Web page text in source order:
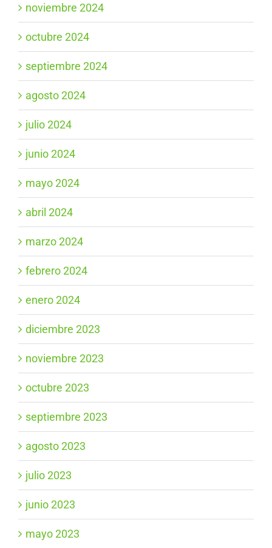
noviembre 2024
octubre 2024
septiembre 2024
agosto 2024
julio 2024
junio 2024
mayo 2024
abril 2024
marzo 2024
febrero 2024
enero 2024
diciembre 2023
noviembre 2023
octubre 2023
septiembre 2023
agosto 2023
julio 2023
junio 2023
mayo 2023